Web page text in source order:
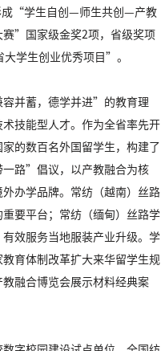
成“学生自创—师生共创—产教
”国家级金奖2项，省级奖项
学生创业优秀项目”。
并蓄，德学并进”的教育理
技能型人才。作为全省率先开
的数百名外国留学生，构建了
一路”倡议，以产教融合为核
办学品牌。常纺（越南）丝路
要平台；常纺（缅甸）丝路学
效服务当地服装产业升级。学
育体制改革扩大来华留学生规
融合博览会展示材料经典案